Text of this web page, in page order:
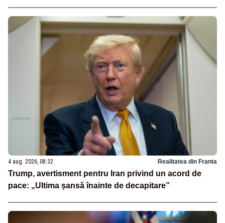
4 aug. 2026, 08:32 Realitatea din Franta
Trump, avertisment pentru Iran privind un acord de
pace: „Ultima șansă înainte de decapitare”